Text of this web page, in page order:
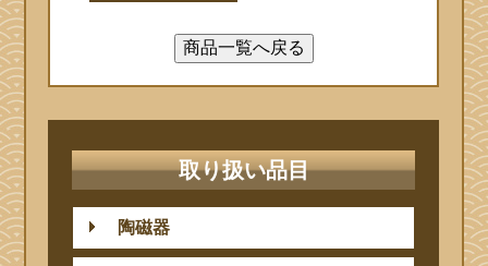
取り扱い品目
陶磁器